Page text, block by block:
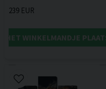
239 EUR
HET WINKELMANDJE